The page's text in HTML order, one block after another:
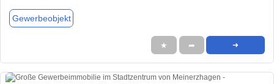
Gewerbeobjekt
★ ➦ ➜